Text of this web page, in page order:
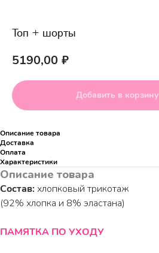
Топ + шорты
5190,00 ₽
Добавить в корзину
Описание товара
Доставка
Оплата
Характеристики
Описание товара
Состав: хлопковый трикотаж
(92% хлопка и 8% эластана)
ПАМЯТКА ПО УХОДУ